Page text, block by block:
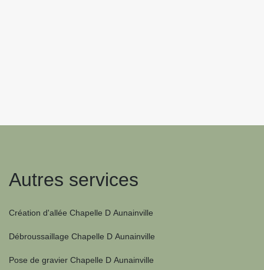
Autres services
Création d'allée Chapelle D Aunainville
Débroussaillage Chapelle D Aunainville
Pose de gravier Chapelle D Aunainville